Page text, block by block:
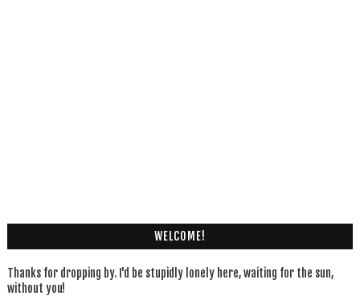
WELCOME!
Thanks for dropping by. I'd be stupidly lonely here, waiting for the sun,
without you!